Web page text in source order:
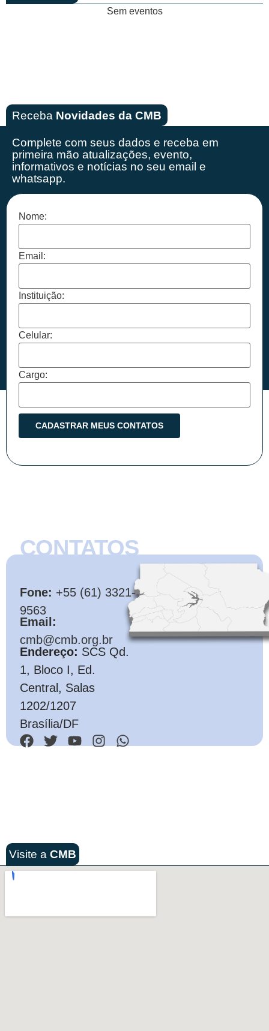
Sem eventos
Receba Novidades da CMB
Complete com seus dados e receba em
primeira mão atualizações, evento,
informativos e notícias no seu email e
whatsapp.
Nome:
Email:
Instituição:
Celular:
Cargo:
CONTATOS
Fone: +55 (61) 3321-
9563
Email:
cmb@cmb.org.br
Endereço: SCS Qd.
1, Bloco I, Ed.
Central, Salas
1202/1207
Brasília/DF
Visite a CMB